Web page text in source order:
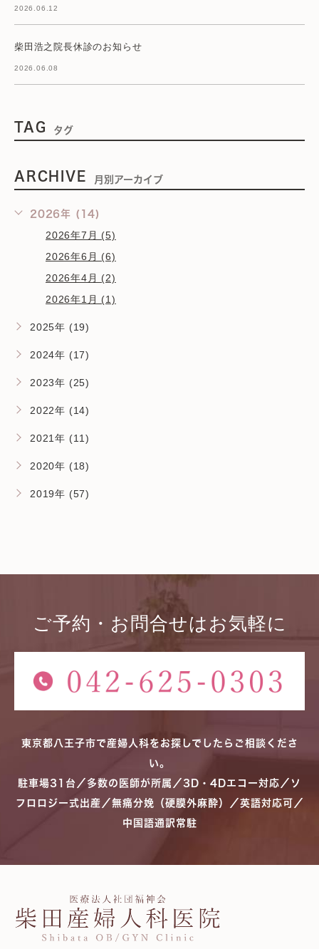
2026.06.12
柴田浩之院長休診のお知らせ
2026.06.08
TAG タグ
ARCHIVE 月別アーカイブ
2026年 (14)
2026年7月 (5)
2026年6月 (6)
2026年4月 (2)
2026年1月 (1)
2025年 (19)
2024年 (17)
2023年 (25)
2022年 (14)
2021年 (11)
2020年 (18)
2019年 (57)
ご予約・お問合せはお気軽に
東京都八王子市で産婦人科をお探しでしたらご相談くださ
い。
駐車場31台／多数の医師が所属／3D・4Dエコー対応／ソ
フロロジー式出産／無痛分娩（硬膜外麻酔）／英語対応可／
中国語通訳常駐